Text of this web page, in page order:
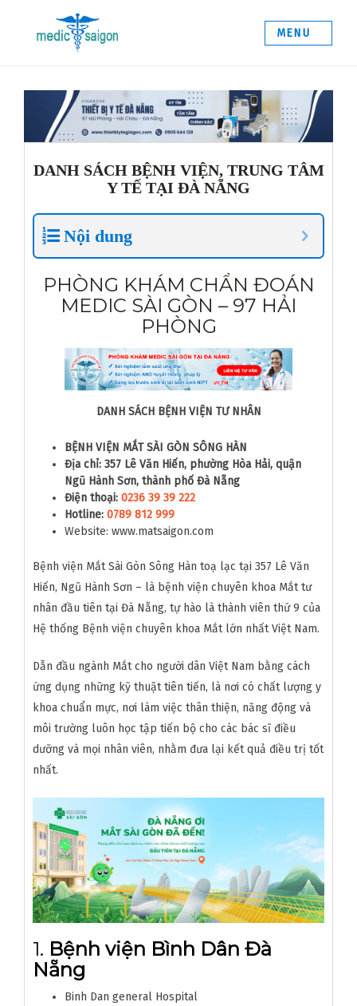
content
MENU
DÀNH CHO BỐ
DÀNH CHO MẸ
DÀNH CHO BÁC SỸ
AND huyết thống
Trước sinh NIPT
HLA – Gép tạng
Gene gây bệnh
LIÊN HỆ
DANH SÁCH BỆNH VIỆN, TRUNG TÂM
Y TẾ TẠI ĐÀ NẴNG
Nội dung
PHÒNG KHÁM CHẨN ĐOÁN
MEDIC SÀI GÒN – 97 HẢI
PHÒNG
DANH SÁCH BỆNH VIỆN TƯ NHÂN
BỆNH VIỆN MẮT SÀI GÒN SÔNG HÀN
Địa chỉ: 357 Lê Văn Hiến, phường Hòa Hải, quận
Ngũ Hành Sơn, thành phố Đà Nẵng
Điện thoại: 0236 39 39 222
Hotline: 0789 812 999
Website: www.matsaigon.com
Bệnh viện Mắt Sài Gòn Sông Hàn toạ lạc tại 357 Lê Văn
Hiến, Ngũ Hành Sơn – là bệnh viện chuyên khoa Mắt tư
nhân đầu tiên tại Đà Nẵng, tự hào là thành viên thứ 9 của
Hệ thống Bệnh viện chuyên khoa Mắt lớn nhất Việt Nam.
Dẫn đầu ngành Mắt cho người dân Việt Nam bằng cách
ứng dụng những kỹ thuật tiên tiến, là nơi có chất lượng y
khoa chuẩn mực, nơi làm việc thân thiện, năng động và
môi trường luôn học tập tiến bộ cho các bác sĩ điều
dưỡng và mọi nhân viên, nhằm đưa lại kết quả điều trị tốt
nhất.
1. Bệnh viện Bình Dân Đà
Nẵng
Binh Dan general Hospital